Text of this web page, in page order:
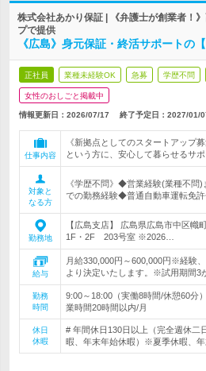
株式会社あかり保証 | 《弁護士が創業者！
プで提供
《広島》身元保証・終活サポートの
正社員 業種未経験OK 急募 学歴不問
女性のおしごと掲載中
情報更新日：2026/07/17 終了予定日： 2027/01/
仕事内容
《新拠点としてのスタートアップ
という方に、安心して暮らせるサ
対象と
なる方
《学歴不問》◆営業経験(業種不問
での勤務経験◆普通自動車運転免
勤務地
【広島支店】 広島県広島市中区幟
1F・2F 203号室 ※2026…
給与
月給330,000円～600,000円※経験
より決定いたします。※試用期間3
勤務
時間
9:00～18:00（実働8時間/休憩60分
業時間20時間以内/月
休日
休暇
# 年間休日130日以上（完全週休二
暇、年末年始休暇）※夏季休暇、年